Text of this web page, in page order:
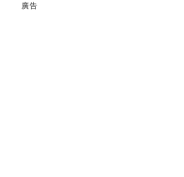
廣告